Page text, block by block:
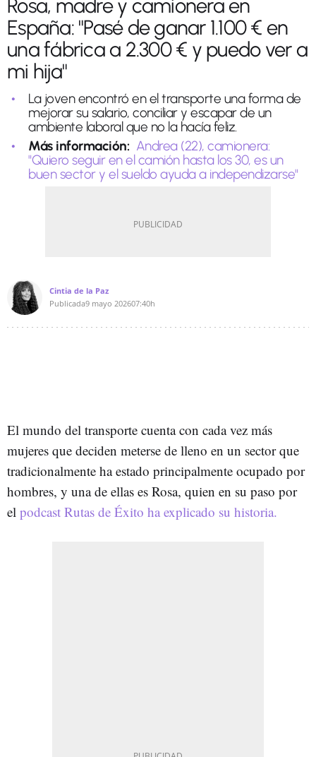
Rosa, madre y camionera en
España: "Pasé de ganar 1.100 € en
una fábrica a 2.300 € y puedo ver a
mi hija"
La joven encontró en el transporte una forma de
mejorar su salario, conciliar y escapar de un
ambiente laboral que no la hacía feliz.
Más información: Andrea (22), camionera:
"Quiero seguir en el camión hasta los 30, es un
buen sector y el sueldo ayuda a independizarse"
Cintia de la Paz
Publicada9 mayo 202607:40h
El mundo del transporte cuenta con cada vez más
mujeres que deciden meterse de lleno en un sector que
tradicionalmente ha estado principalmente ocupado por
hombres, y una de ellas es Rosa, quien en su paso por
el podcast Rutas de Éxito ha explicado su historia.